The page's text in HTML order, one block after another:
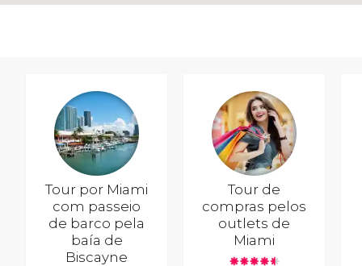
Tour por Miami
com passeio
de barco pela
baía de
Biscayne
Tour de
compras pelos
outlets de
Miami